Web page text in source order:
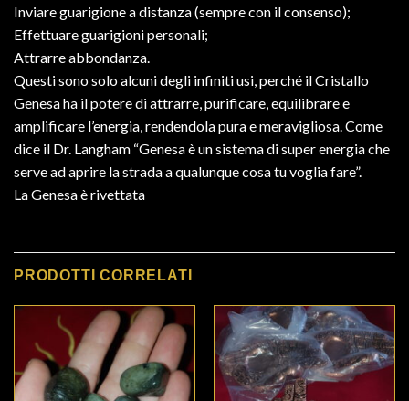
Inviare guarigione a distanza (sempre con il consenso);
Effettuare guarigioni personali;
Attrarre abbondanza.
Questi sono solo alcuni degli infiniti usi, perché il Cristallo
Genesa ha il potere di attrarre, purificare, equilibrare e
amplificare l’energia, rendendola pura e meravigliosa. Come
dice il Dr. Langham “Genesa è un sistema di super energia che
serve ad aprire la strada a qualunque cosa tu voglia fare”.
La Genesa è rivettata
PRODOTTI CORRELATI